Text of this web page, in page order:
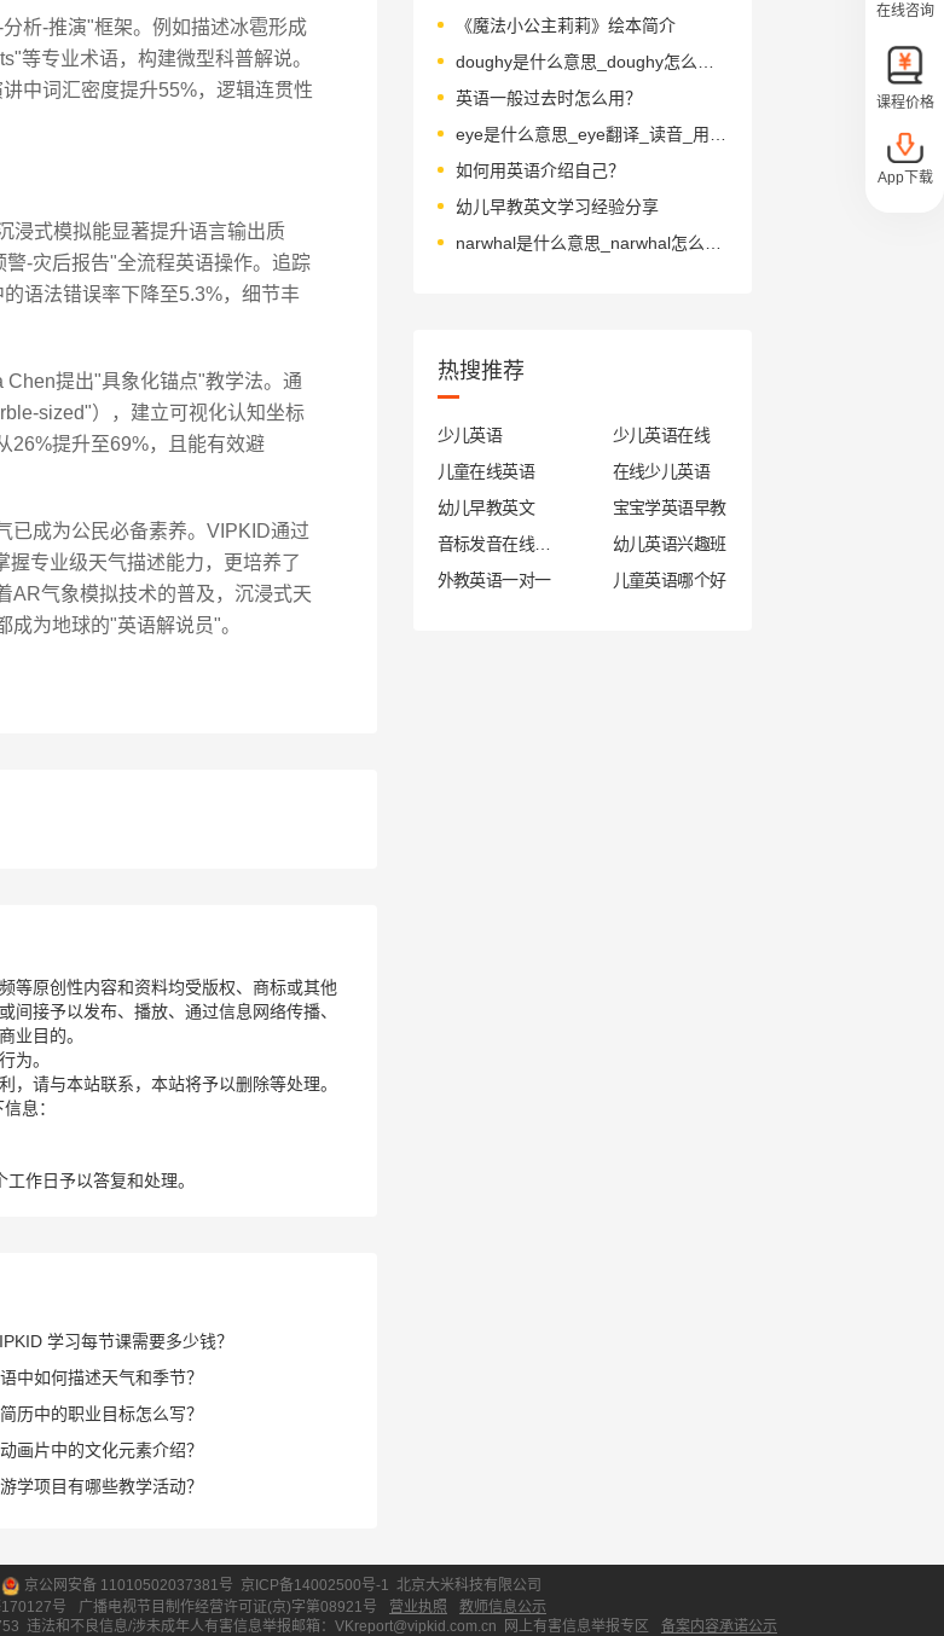
析-推演"框架。例如描述冰雹形成
等专业术语，构建微型科普解说。
中词汇密度提升55%，逻辑连贯性
浸式模拟能显著提升语言输出质
-灾后报告"全流程英语操作。追踪
语法错误率下降至5.3%，细节丰
提出"具象化锚点"教学法。通
sized"），建立可视化认知坐标
26%提升至69%，且能有效避
已成为公民必备素养。VIPKID通过
专业级天气描述能力，更培养了
AR气象模拟技术的普及，沉浸式天
为地球的"英语解说员"。
等原创性内容和资料均受版权、商标或其他
接予以发布、播放、通过信息网络传播、
业目的。
为。
请与本站联系，本站将予以删除等处理。
息：
作日予以答复和处理。
学习每节课需要多少钱？
中如何描述天气和季节？
历中的职业目标怎么写？
画片中的文化元素介绍？
学项目有哪些教学活动？
《魔法小公主莉莉》绘本简介
英语一般过去时怎么用？
如何用英语介绍自己？
幼儿早教英文学习经验分享
热搜推荐
少儿英语
少儿英语在线
儿童在线英语
在线少儿英语
幼儿早教英文
宝宝学英语早教
幼儿英语兴趣班
外教英语一对一
儿童英语哪个好
在线咨询
课程价格
App下载
京公网安备 11010502037381号 京ICP备14002500号-1 北京大米科技有限公司
号
广播电视节目制作经营许可证(京)字第08921号 营业执照
教师信息公示
违法和不良信息/涉未成年人有害信息举报邮箱：VKreport@vipkid.com.cn 网上有害信息举报专区 备案内容承诺公示